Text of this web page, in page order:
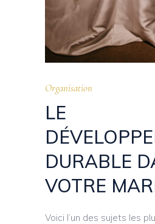
Organisation
LE
DURABLE
VOTRE
Voici l’un des sujets les